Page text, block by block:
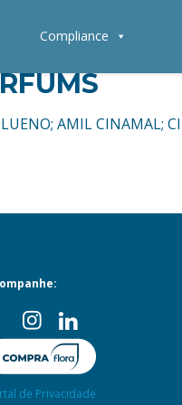
Compliance
AMIL CINAMAL;
de Privacidade